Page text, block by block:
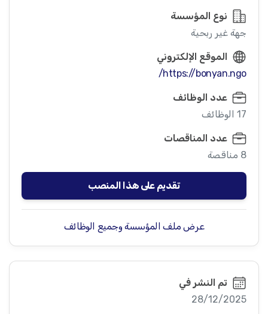
نوع المؤسسة
جهة غير ربحية
الموقع الإلكتروني
https://bonyan.ngo/
عدد الوظائف
17 الوظائف
عدد المناقصات
8 مناقصة
تقديم على هذا المنصب
عرض ملف المؤسسة وجميع الوظائف
تم النشر في
28/12/2025